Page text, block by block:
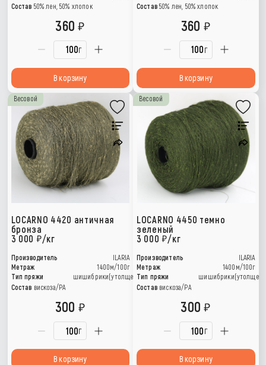
Состав 50% лен, 50% хлопок
г
360
В корзину
Состав 50% лен, 50% хлопок
г
360
В корзину
Весовой
LOCARNO 4420 античная
бронза
3 000
/кг
Производитель
ILARIA
Метраж
1400м/100г
Тип пряжи
шишибрики(утолщения)
Состав вискоза/РА
г
300
В корзину
Весовой
LOCARNO 4450 темно
зеленый
3 000 /кг
Производитель
ILARIA
Метраж
1400м/100г
Тип пряжи
Состав вискоза/РА
г
300
В корзину